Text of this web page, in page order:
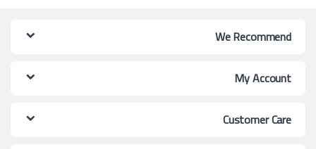
We Recommend
My Account
Customer Care